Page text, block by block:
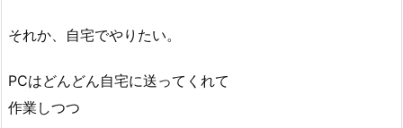
それか、自宅でやりたい。
PCはどんどん自宅に送ってくれて
作業しつつ